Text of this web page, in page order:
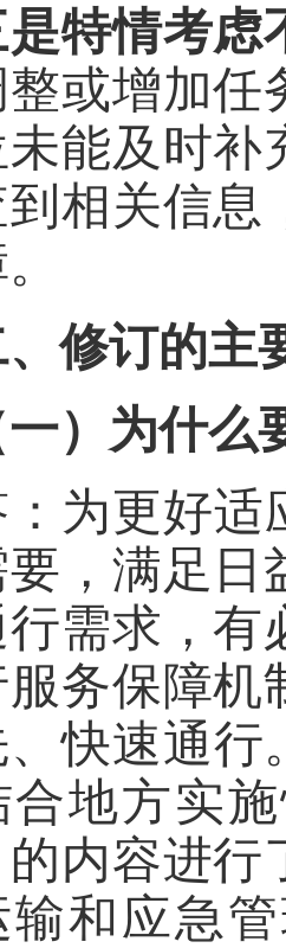
是特情考虑
整或增加任
能及时补
到相关信息
修订的主
一）为什
：为更好适
，满足日
需求，有
服务保障机
快速通行
合地方实
内容进行
输和应急